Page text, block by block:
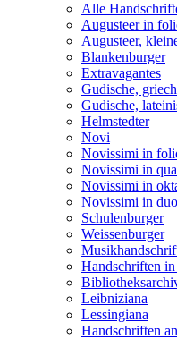
Alle
Augusteer in
Augusteer,
Blankenburger
Extravagantes
Gudische,
Gudische,
Helmstedter
Novi
Novissimi in
Novissimi in
Novissimi in
Novissimi in
Schulenburger
Weissenburger
Handschriften
Leibniziana
Lessingiana
Handschriften